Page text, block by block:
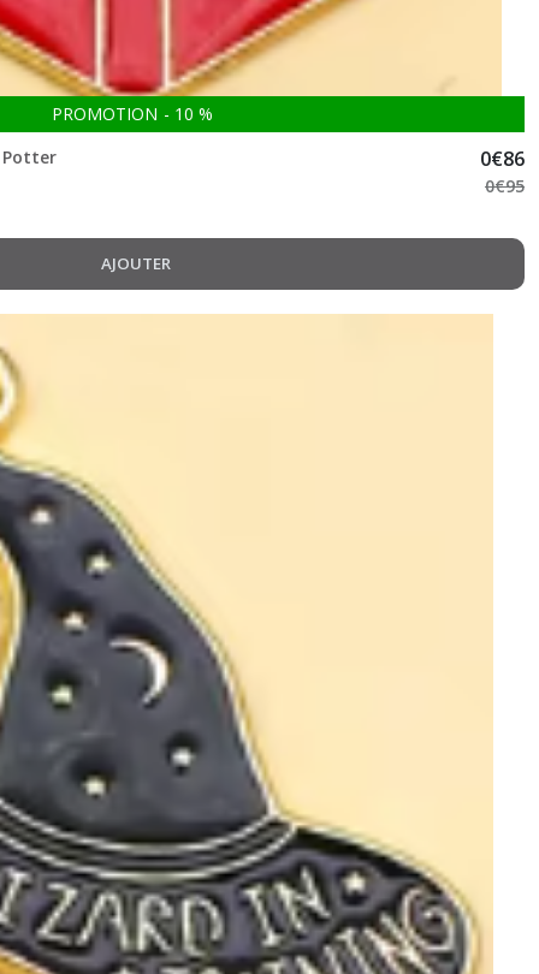
PROMOTION - 10 %
Potter
0€86
0€95
AJOUTER